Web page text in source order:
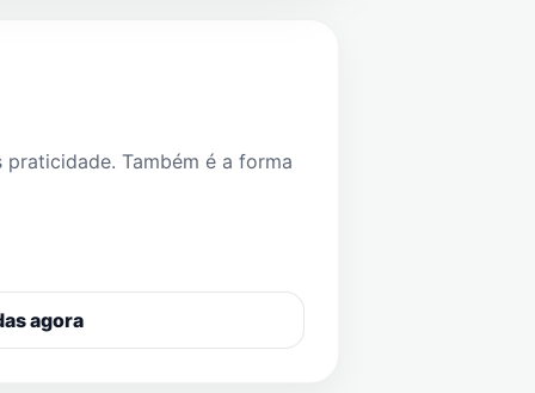
Também é a forma
agora